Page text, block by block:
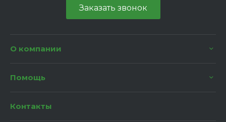
Заказать звонок
О компании
Помощь
Контакты